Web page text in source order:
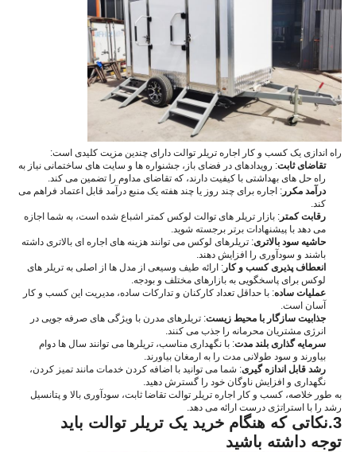
راه اندازی یک کسب و کار اجاره تریلر توالت دارای چندین مزیت کلیدی است:
تقاضای ثابت: رویدادهای در فضای باز، جشنواره ها و سایت های ساختمانی نیاز به
راه حل های بهداشتی با کیفیت دارند، که تقاضای مداوم را تضمین می کند.
درآمد مکرر : اجاره برای چند روز یا چند هفته یک منبع درآمد قابل اعتماد فراهم می
کند.
رقابت کمتر : بازار تریلر های توالت لوکس کمتر اشباع شده است، به شما اجازه
می دهد با پیشنهادات برتر برجسته شوید.
حاشیه سود بالاتری: تریلرهای لوکس می توانند هزینه های اجاره ای بالاتری داشته
باشند و سودآوری را افزایش دهند.
انعطاف پذیری کسب و کار : ارائه طیف وسیعی از مدل ها از اصلی به تریلر های
لوکس برای پاسخگویی به بازارهای مختلف و بودجه.
عملیات ساده: با حداقل تعداد کارکنان و تدارکات ساده، مدیریت این کسب و کار
آسان است.
جذابیت سازگار با محیط زیست: تریلرهای مدرن با ویژگی های صرفه جویی در
انرژی مشتریان محرمانه را جذب می کنند.
سرمایه گذاری بلند مدت: با نگهداری مناسب، تریلرها می توانند سال ها دوام
بیاورند و سود طولانی مدت را به ارمغان بیاورند.
رشد قابل اندازه گیری: شما می توانید با اضافه کردن خدمات مانند تمیز کردن،
نگهداری و افزایش ناوگان خود را گسترش دهید.
به طور خلاصه، کسب و کار اجاره تریلر توالت تقاضا ثابت، سودآوری بالا و پتانسیل
رشد را با استراتژی درست ارائه می دهد.
3. نکاتی که هنگام خرید یک تریلر توالت باید
توجه داشته باشید